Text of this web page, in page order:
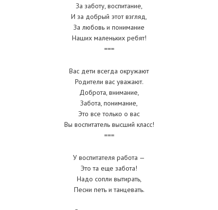
За заботу, воспитание,
И за добрый этот взгляд,
За любовь и понимание
Наших маленьких ребят!
===
Вас дети всегда окружают
Родители вас уважают.
Доброта, внимание,
Забота, понимание,
Это все только о вас
Вы воспитатель высший класс!
===
У воспитателя работа —
Это та еще забота!
Надо сопли вытирать,
Песни петь и танцевать.